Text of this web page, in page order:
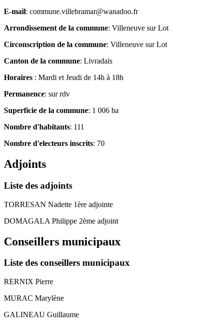
E-mail: commune.villebramar@wanadoo.fr
Arrondissement de la commune: Villeneuve sur Lot
Circonscription de la commune: Villeneuve sur Lot
Canton de la commune: Livradais
Horaires : Mardi et Jeudi de 14h à 18h
Permanence: sur rdv
Superficie de la commune: 1 006 ha
Nombre d'habitants: 111
Nombre d'electeurs inscrits: 70
Adjoints
Liste des adjoints
TORRESAN Nadette 1ère adjointe
DOMAGALA Philippe 2ème adjoint
Conseillers municipaux
Liste des conseillers municipaux
RERNIX Pierre
MURAC Marylène
GALINEAU Guillaume